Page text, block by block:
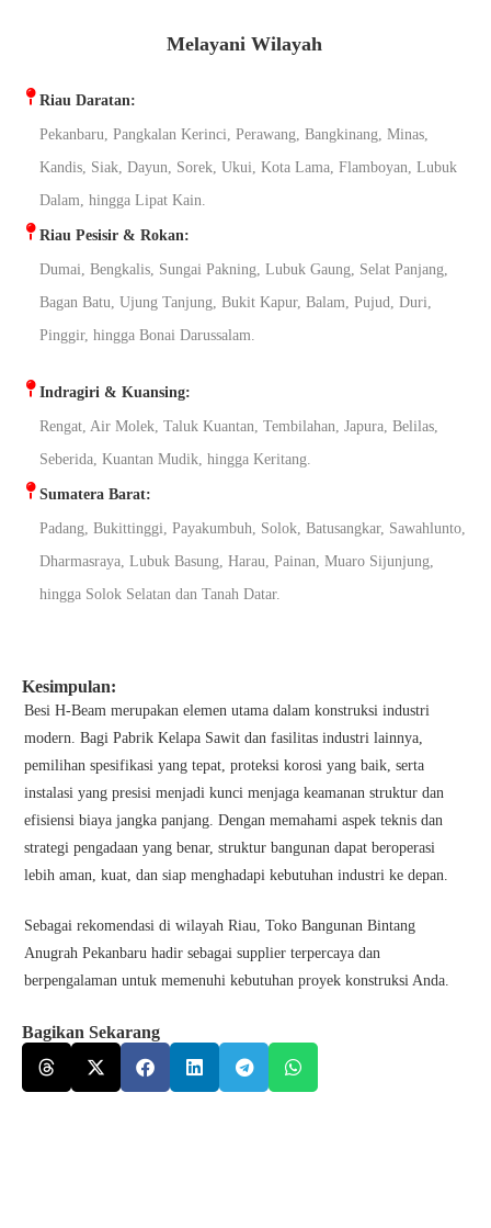
Melayani Wilayah
Riau Daratan:
Pekanbaru, Pangkalan Kerinci, Perawang, Bangkinang, Minas,
Kandis, Siak, Dayun, Sorek, Ukui, Kota Lama, Flamboyan, Lubuk
Dalam, hingga Lipat Kain.
Riau Pesisir & Rokan:
Dumai, Bengkalis, Sungai Pakning, Lubuk Gaung, Selat Panjang,
Bagan Batu, Ujung Tanjung, Bukit Kapur, Balam, Pujud, Duri,
Pinggir, hingga Bonai Darussalam.
Indragiri & Kuansing:
Rengat, Air Molek, Taluk Kuantan, Tembilahan, Japura, Belilas,
Seberida, Kuantan Mudik, hingga Keritang.
Sumatera Barat:
Padang, Bukittinggi, Payakumbuh, Solok, Batusangkar, Sawahlunto,
Dharmasraya, Lubuk Basung, Harau, Painan, Muaro Sijunjung,
hingga Solok Selatan dan Tanah Datar.
Kesimpulan:
Besi H-Beam merupakan elemen utama dalam konstruksi industri
modern. Bagi Pabrik Kelapa Sawit dan fasilitas industri lainnya,
pemilihan spesifikasi yang tepat, proteksi korosi yang baik, serta
instalasi yang presisi menjadi kunci menjaga keamanan struktur dan
efisiensi biaya jangka panjang. Dengan memahami aspek teknis dan
strategi pengadaan yang benar, struktur bangunan dapat beroperasi
lebih aman, kuat, dan siap menghadapi kebutuhan industri ke depan.
Sebagai rekomendasi di wilayah Riau, Toko Bangunan Bintang
Anugrah Pekanbaru hadir sebagai supplier terpercaya dan
berpengalaman untuk memenuhi kebutuhan proyek konstruksi Anda.
Bagikan Sekarang